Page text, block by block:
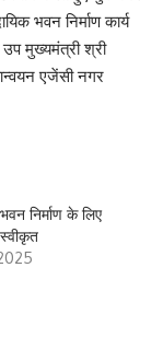
भवन निर्माण कार्य
मुख्यमंत्री श्री
एजेंसी नगर
निर्माण के लिए